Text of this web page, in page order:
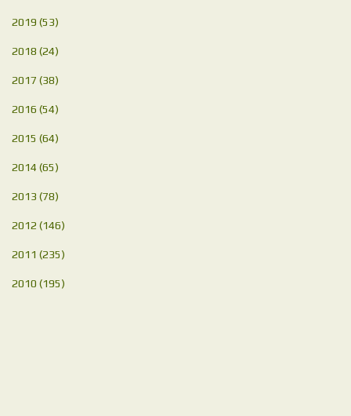
2019 (53)
2018 (24)
2017 (38)
2016 (54)
2015 (64)
2014 (65)
2013 (78)
2012 (146)
2011 (235)
2010 (195)